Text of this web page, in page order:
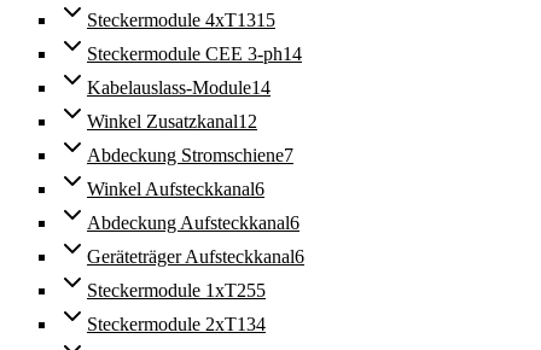
Steckermodule 4xT1315
Steckermodule CEE 3-ph14
Kabelauslass-Module14
Winkel Zusatzkanal12
Abdeckung Stromschiene7
Winkel Aufsteckkanal6
Abdeckung Aufsteckkanal6
Geräteträger Aufsteckkanal6
Steckermodule 1xT255
Steckermodule 2xT134